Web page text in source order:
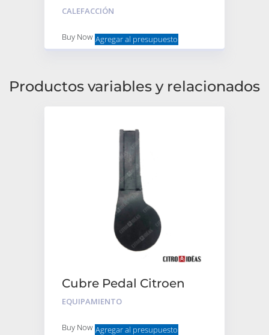
Fieltro Curva
CALEFACCIÓN
Buy Now Agregar al presupuesto
Productos variables y relacionados
Cubre Pedal Citroen
2cv Goma Negra
Terminacion Recta
EQUIPAMIENTO
Buy Now Agregar al presupuesto